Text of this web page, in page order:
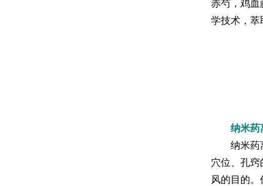
赤芍，鸡血
学技术，萃
纳米药
纳米药离
穴位、孔
风的目的。